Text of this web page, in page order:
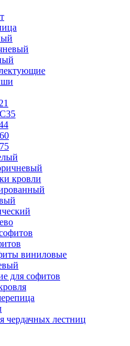
кровли
виниловые
для софитов
чердачных лестниц